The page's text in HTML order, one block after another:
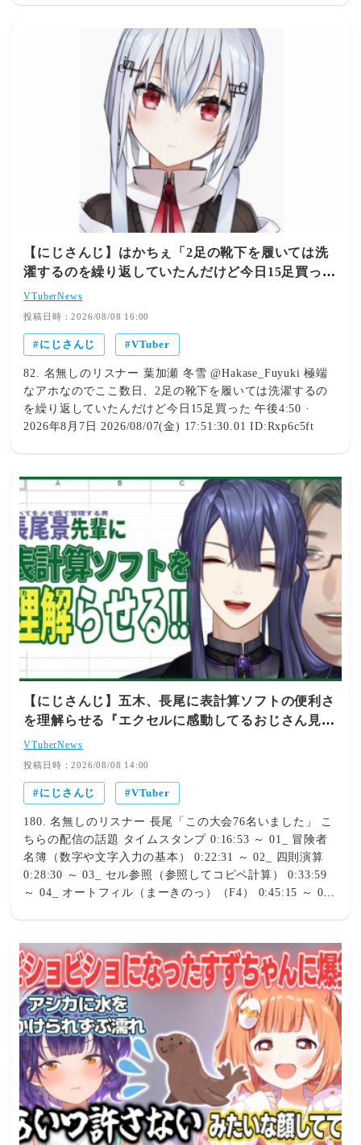
2026】ギラギラホスト高校、春甲子園リベンジと最後の新
の甲子園リベンジ優勝、本当におめでとうございます！常
に悩み抜いて選手一人ひとりと向き合い、地道で堅実な育
成を続けてきた不破監督の姿勢が、最高の形で実を結んだ
瞬間に心が震えました。監督の熱い采配に応えるように試
合中で青特を取得して成長していく選手たちの姿は、まさ
に『ギラギラホスト高校』というチームの強固な信頼関係
そのものです。最後の新入生も加わり、集大成となる最後
の夏大会でどんな最高のドラマを魅せてくれるのか、一フ
ァンとして全力で応援していきます！ 👇 あわせて読みた
いおすすめ記事 【にじ甲2026総括】ドラマと奇跡が交差
する栄冠ナイン！七瀬すず菜の“光の逆転劇”、本間ひまわ
記事を読む ➔ 【にじ甲2026】1年目夏から甲子園初勝利＆
強豪入り！星川サラ監督率いる「流星ミルキーウェイ学
園」が魅せた快進撃と圧倒的成長 記事を読む ➔ 【にじ甲
ュイの「パワヒ」獲得で怒涛の成長を見せるナインにファ
出演：magu6o / シーアーチャー / はみるとんカジュアル
な実況を楽しみたい方-にじさんじ実況-出演：春崎エアル
/ 加賀美ハヤト / フミ / 渚トラウト配信スケジュールなど
詳細は特設サイトをチェック
https://konami.com/yugioh/worldchampionship/2026/ja/…
午後6:00 · 2026年8月7日 詳細はこちら 2026/08/07(金)
18:21:39.77 ID:h04VEaOG
【にじさんじ】はかちぇ「2足の靴下を履いては洗
濯するのを繰り返していたんだけど今日15足買っ
た」
VTuberNews
投稿日時：2026/08/08 16:00
にじさんじ VTuber
82. 名無しのリスナー 葉加瀬 冬雪 @Hakase_Fuyuki 極端
なアホなのでここ数日、2足の靴下を履いては洗濯するの
を繰り返していたんだけど今日15足買った 午後4:50 ·
2026年8月7日 2026/08/07(金) 17:51:30.01 ID:Rxp6c5ft
【にじさんじ】五木、長尾に表計算ソフトの便利さ
を理解らせる『エクセルに感動してるおじさん見て
なんか感動する』
VTuberNews
投稿日時：2026/08/08 14:00
にじさんじ VTuber
180. 名無しのリスナー 長尾「この大会76名いました」 こ
ちらの配信の話題 タイムスタンプ 0:16:53 ～ 01_ 冒険者
名簿（数字や文字入力の基本） 0:22:31 ～ 02_ 四則演算
0:28:30 ～ 03_ セル参照（参照してコピペ計算） 0:33:59
～ 04_ オートフィル（まーきのっ）（F4） 0:45:15 ～ 05_
1:09:03 ～ 08_ ソート（並び替え） 1:12:06 ～ 09_ IF系関
数（COUNTIFの話） 1:23:33 ～ 10_ 数字置き換え
（XLOOKUP） 1:30:40 ～ 11_ 複合問題 1:38:33 ～ 12_ 模
擬大会チーム編成 1:47:20 ～ 新要素 2026/08/06(木)
20:05:43.65 ID:ZvVbCLGk